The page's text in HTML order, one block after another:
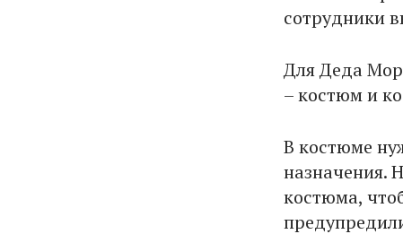
сотрудники
Для Деда
– костюм и
В костюме
назначения.
костюма,